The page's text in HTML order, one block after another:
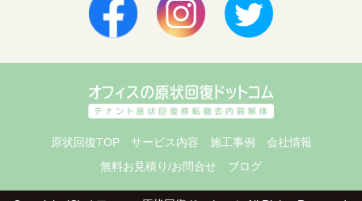
原状回復TOP サービス内容 施工事例
会社情報
無料お見積り/お問合せ
ブログ